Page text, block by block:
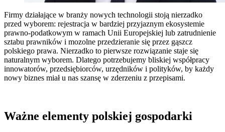
Firmy działające w branży nowych technologii stoją nierzadko
przed wyborem: rejestracja w bardziej przyjaznym ekosystemie
prawno-podatkowym w ramach Unii Europejskiej lub zatrudnienie
sztabu prawników i mozolne przedzieranie się przez gąszcz
polskiego prawa. Nierzadko to pierwsze rozwiązanie staje się
naturalnym wyborem. Dlatego potrzebujemy bliskiej współpracy
innowatorów, przedsiębiorców, urzędników i polityków, by każdy
nowy biznes miał u nas szansę w zderzeniu z przepisami.
Ważne elementy polskiej gospodarki